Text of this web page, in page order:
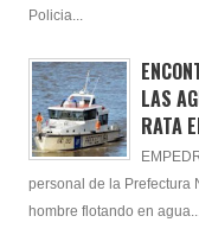
Policia...
LAS
RATA
personal de la Prefectura
hombre flotando en agua...